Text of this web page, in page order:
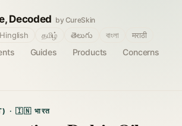
Decoded by CureSkin
Guides Products
Concerns
Hinglish தமிழ் తెలుగు বাংলা मराठी
· 🇮🇳 भारत